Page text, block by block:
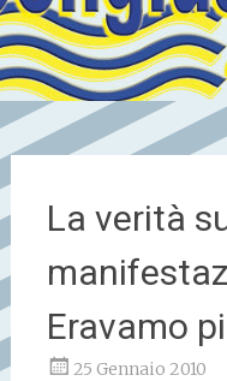
La verità
Eravamo
25 Gennaio 2010